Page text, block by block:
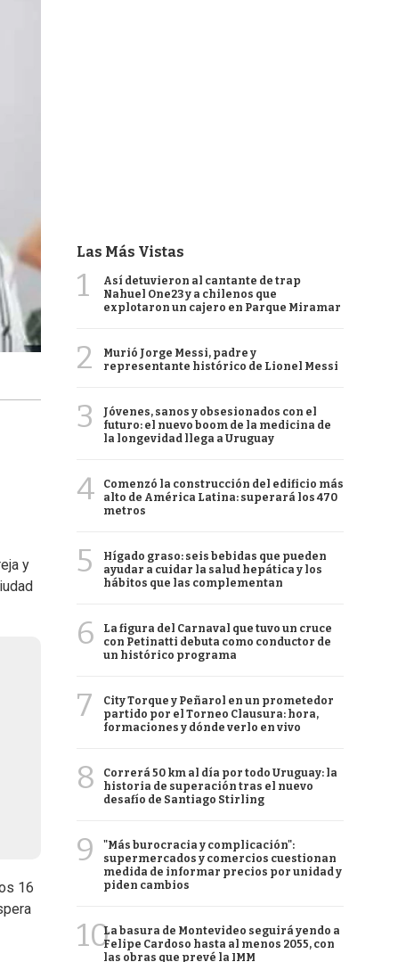
y
16
Las Más Vistas
1
Así detuvieron al cantante de trap
Nahuel One23 y a chilenos que
explotaron un cajero en Parque Miramar
2
Murió Jorge Messi, padre y
representante histórico de Lionel Messi
3
Jóvenes, sanos y obsesionados con el
futuro: el nuevo boom de la medicina de
la longevidad llega a Uruguay
4
Comenzó la construcción del edificio más
alto de América Latina: superará los 470
metros
5
Hígado graso: seis bebidas que pueden
ayudar a cuidar la salud hepática y los
hábitos que las complementan
6
La figura del Carnaval que tuvo un cruce
con Petinatti debuta como conductor de
un histórico programa
7
City Torque y Peñarol en un prometedor
partido por el Torneo Clausura: hora,
formaciones y dónde verlo en vivo
8
Correrá 50 km al día por todo Uruguay: la
historia de superación tras el nuevo
desafío de Santiago Stirling
9
"Más burocracia y complicación":
supermercados y comercios cuestionan
medida de informar precios por unidad y
piden cambios
10La basura de Montevideo seguirá yendo a
Felipe Cardoso hasta al menos 2055, con
las obras que prevé la IMM